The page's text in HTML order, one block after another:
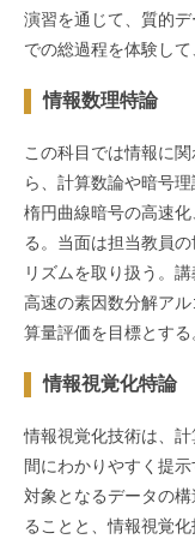
演習を通じて、質的
での総過程を体験し
情報数理特論
この科目では情報に
ら、計算数論や暗号
楕円曲線暗号の高速
る。当面は担当教員
リズムを取り扱う。
高速の素因数分解ア
算量評価を目標とする
情報視覚化特
情報視覚化技術は、
間にわかりやすく提
対象となるデータの
ることと、情報視覚